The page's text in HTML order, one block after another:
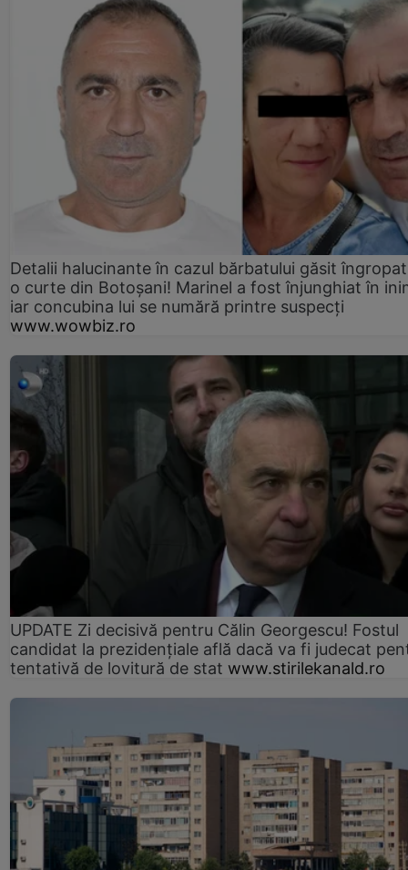
Detalii halucinante în cazul bărbatului găsit
o curte din Botoșani! Marinel a fost înjunghiat în
iar concubina lui se numără printre suspecți
www.wowbiz.ro
UPDATE Zi decisivă pentru Călin Georgescu! Fostul
candidat la prezidențiale află dacă va fi judecat
tentativă de lovitură de stat www.stirilekanald.ro